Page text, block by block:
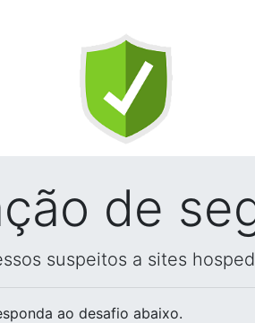
de
suspeitos a sites
ao desafio abaixo.